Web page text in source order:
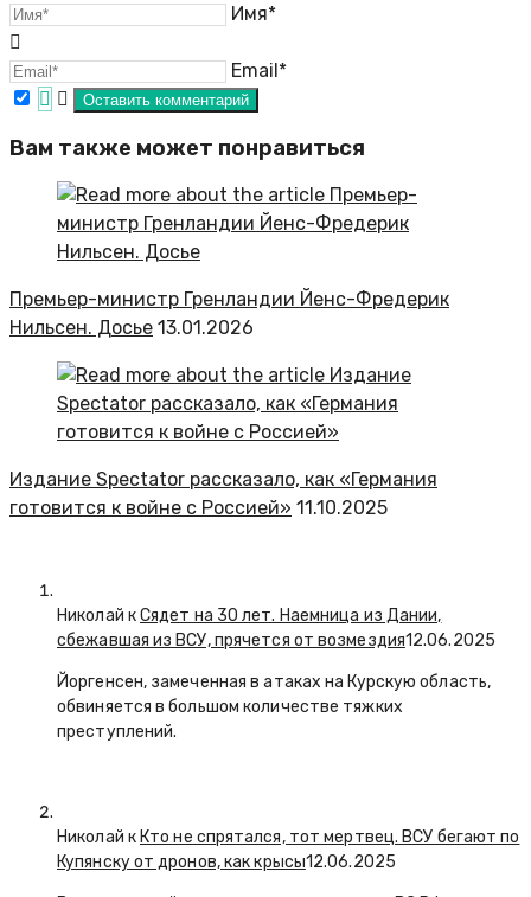
Имя*
Email*
Вам также может понравиться
Премьер-министр Гренландии Йенс-Фредерик
Нильсен. Досье 13.01.2026
Издание Spectator рассказало, как «Германия
готовится к войне с Россией» 11.10.2025
Николай кСядет на 30 лет. Наемница из Дании,
сбежавшая из ВСУ, прячется от возмездия12.06.2025
Йоргенсен, замеченная в атаках на Курскую область,
обвиняется в большом количестве тяжких
преступлений.
Николай к Кто не спрятался, тот мертвец. ВСУ бегают по
Купянску от дронов, как крысы12.06.2025